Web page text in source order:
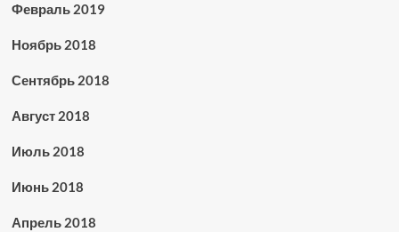
Февраль 2019
Ноябрь 2018
Сентябрь 2018
Август 2018
Июль 2018
Июнь 2018
Апрель 2018